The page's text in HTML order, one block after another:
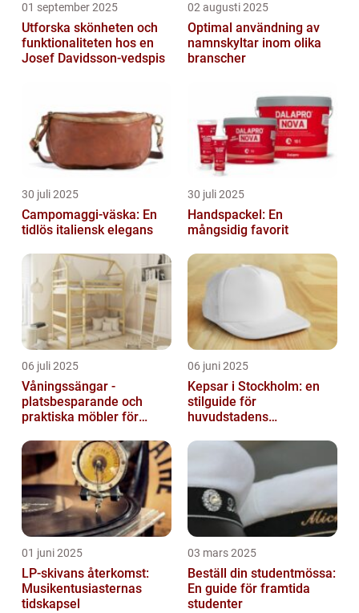
01 september 2025
Utforska skönheten och
funktionaliteten hos en
Josef Davidsson-vedspis
02 augusti 2025
Optimal användning av
namnskyltar inom olika
branscher
30 juli 2025
Campomaggi-väska: En
tidlös italiensk elegans
30 juli 2025
Handspackel: En
mångsidig favorit
06 juli 2025
Våningssängar -
platsbesparande och
praktiska möbler för
06 juni 2025
Kepsar i Stockholm: en
stilguide för
huvudstadens
01 juni 2025
LP-skivans återkomst:
Musikentusiasternas
tidskapsel
03 mars 2025
Beställ din studentmössa:
En guide för framtida
studenter